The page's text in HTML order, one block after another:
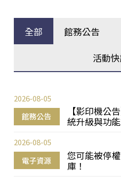
全部 館務公告
活動
館務公告
【影印機公
統升級與功
2026-08-05
電子資源
您可能被停
庫！
2026-08-05